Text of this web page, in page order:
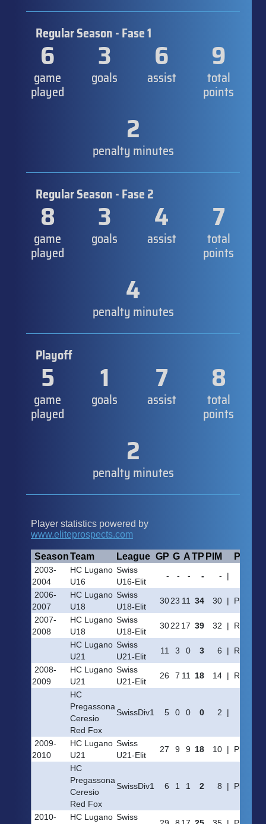
Regular Season - Fase 1
6
game
played
3
goals
6
assist
9
total
points
2
penalty minutes
Regular Season - Fase 2
8
game
played
3
goals
4
assist
7
total
points
4
penalty minutes
Playoff
5
game
played
1
goals
7
assist
8
total
points
2
penalty minutes